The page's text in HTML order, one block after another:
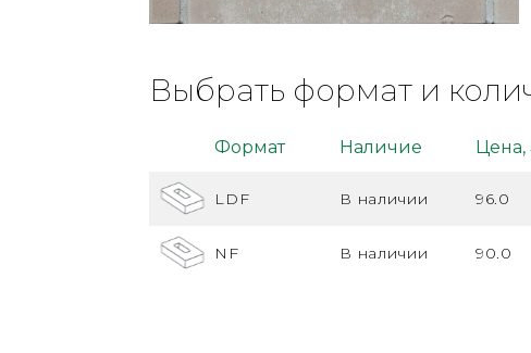
Выбрать формат и
Формат Наличие
LDF В наличии 96.0
NF В наличии 90.0